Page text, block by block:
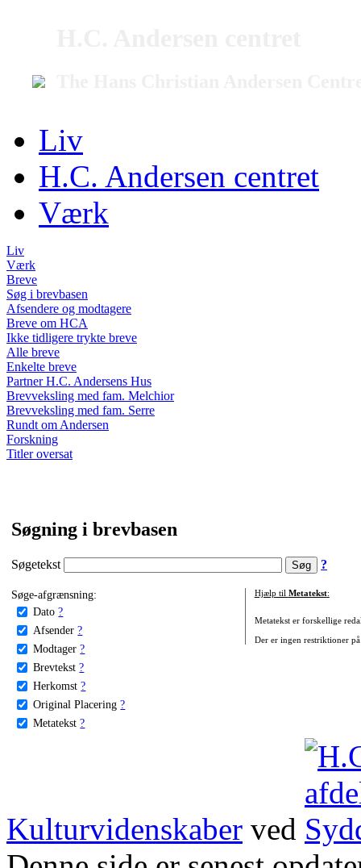
Liv
H.C. Andersen centret
Værk
Liv
Værk
Breve
Søg i brevbasen
Afsendere og modtagere
Breve om HCA
Ikke tidligere trykte breve
Alle breve
Enkelte breve
Partner H.C. Andersens Hus
Brevveksling med fam. Melchior
Brevveksling med fam. Serre
Rundt om Andersen
Forskning
Titler oversat
Søgning i brevbasen
Søgetekst ?
Søge-afgrænsning:
Dato ?
Afsender ?
Modtager ?
Brevtekst ?
Herkomst ?
Original Placering ?
Metatekst ?
Hjælp til Metatekst:
Metatekst er forskellige
Der er ingen restriktioner
Kulturvidenskaber ved